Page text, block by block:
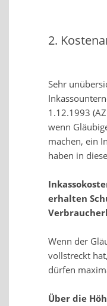
2.
Sehr
1.12.1993
wenn
machen, ein
haben in
erhalten
Wenn der
vollstreckt
dürfen
Über die